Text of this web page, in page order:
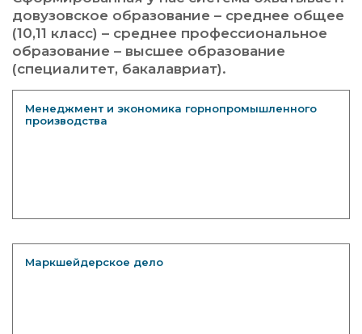
довузовское образование – среднее общее
(10,11 класс) – среднее профессиональное
образование – высшее образование
(специалитет, бакалавриат).
Менеджмент и экономика горнопромышленного
производства
Маркшейдерское дело